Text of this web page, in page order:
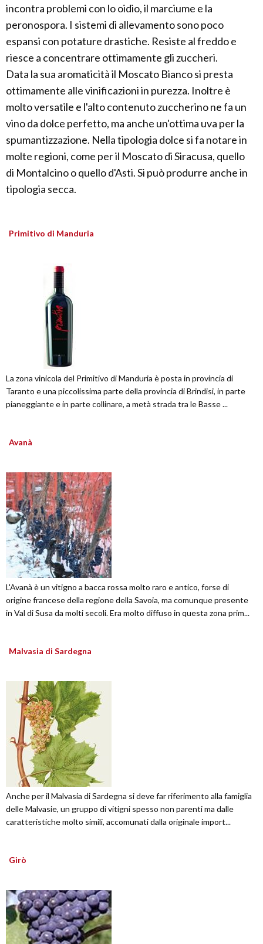
incontra problemi con lo oidio, il marciume e la
peronospora. I sistemi di allevamento sono poco
espansi con potature drastiche. Resiste al freddo e
riesce a concentrare ottimamente gli zuccheri.
Data la sua aromaticità il Moscato Bianco si presta
ottimamente alle vinificazioni in purezza. Inoltre è
molto versatile e l'alto contenuto zuccherino ne fa un
vino da dolce perfetto, ma anche un'ottima uva per la
spumantizzazione. Nella tipologia dolce si fa notare in
molte regioni, come per il Moscato di Siracusa, quello
di Montalcino o quello d'Asti. Si può produrre anche in
tipologia secca.
Primitivo di Manduria
La zona vinicola del Primitivo di Manduria è posta in provincia di
Taranto e una piccolissima parte della provincia di Brindisi, in parte
pianeggiante e in parte collinare, a metà strada tra le Basse ...
Avanà
L'Avanà è un vitigno a bacca rossa molto raro e antico, forse di
origine francese della regione della Savoia, ma comunque presente
in Val di Susa da molti secoli. Era molto diffuso in questa zona prim...
Malvasia di Sardegna
Anche per il Malvasia di Sardegna si deve far riferimento alla famiglia
delle Malvasie, un gruppo di vitigni spesso non parenti ma dalle
caratteristiche molto simili, accomunati dalla originale import...
Girò